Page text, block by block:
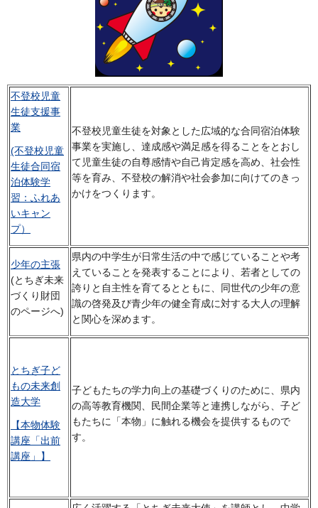
不登校児童
生徒支援事
業
(不登校児童
生徒合同宿
泊体験学
習：ふれあ
いキャン
プ）
不登校児童生徒を対象とした広域的な合同宿泊体験
事業を実施し、達成感や満足感を得ることをとおし
て児童生徒の自尊感情や自己肯定感を高め、社会性
等を育み、不登校の解消や社会参加に向けてのきっ
かけをつくります。
少年の主張
(とちぎ未来
づくり財団
のページへ)
県内の中学生が日常生活の中で感じていることや考
えていることを発表することにより、若者としての
誇りと自主性を育てるとともに、同世代の少年の意
識の啓発及び青少年の健全育成に対する大人の理解
と関心を深めます。
とちぎ子ど
もの未来創
造大学
【本物体験
講座「出前
講座」】
子どもたちの学力向上の基礎づくりのために、県内
の高等教育機関、民間企業等と連携しながら、子ど
もたちに「本物」に触れる機会を提供するもので
す。